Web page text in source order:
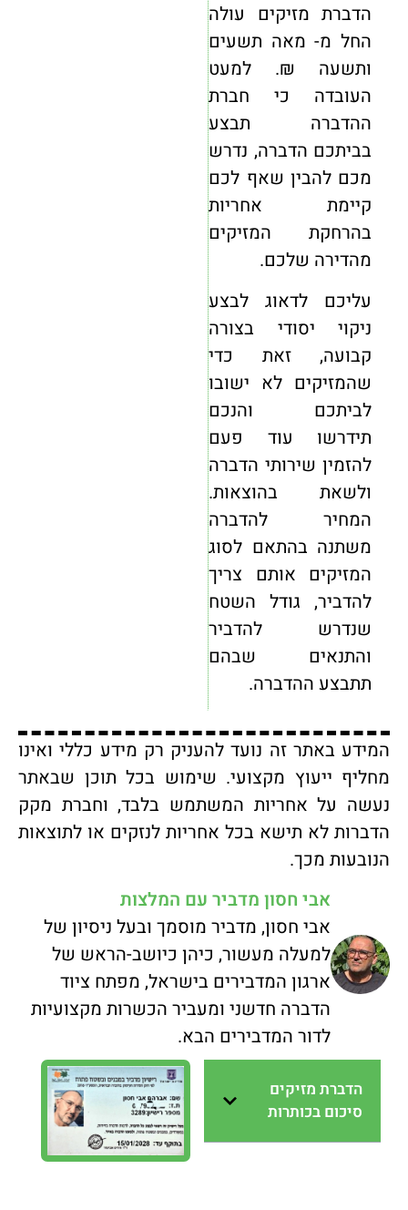
הדברת מזיקים עולה
החל מ- מאה תשעים
ותשעה ₪. למעט
העובדה כי חברת
ההדברה תבצע
בביתכם הדברה, נדרש
מכם להבין שאף לכם
קיימת אחריות
בהרחקת המזיקים
מהדירה שלכם.
עליכם לדאוג לבצע
ניקוי יסודי בצורה
קבועה, זאת כדי
שהמזיקים לא ישובו
לביתכם והנכם
תידרשו עוד פעם
להזמין שירותי הדברה
ולשאת בהוצאות.
המחיר להדברה
משתנה בהתאם לסוג
המזיקים אותם צריך
להדביר, גודל השטח
שנדרש להדביר
והתנאים שבהם
תתבצע ההדברה.
המידע באתר זה נועד להעניק רק מידע כללי ואינו
מחליף ייעוץ מקצועי. שימוש בכל תוכן שבאתר
נעשה על אחריות המשתמש בלבד, וחברת מקק
הדברות לא תישא בכל אחריות לנזקים או לתוצאות
הנובעות מכך.
אבי חסון מדביר עם המלצות
אבי חסון, מדביר מוסמך ובעל ניסיון של
למעלה מעשור, כיהן כיושב-הראש של
ארגון המדבירים בישראל, מפתח ציוד
הדברה חדשני ומעביר הכשרות מקצועיות
לדור המדבירים הבא.
הדברת מזיקים
סיכום בכותרות